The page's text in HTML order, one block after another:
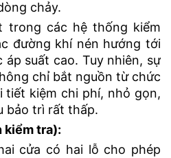
chảy.
trong các hệ thống kiểm
đường khí nén hướng tới
suất cao. Tuy nhiên, sự
chỉ bắt nguồn từ chức
tiết kiệm chi phí, nhỏ gọn,
bảo trì rất thấp.
kiểm tra):
cửa có hai lỗ cho phép